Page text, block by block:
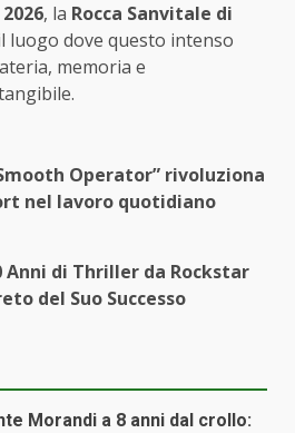
, la Rocca Sanvitale di
luogo dove questo intenso
memoria e
Operator” rivoluziona
nel lavoro quotidiano
Anni di Thriller da Rockstar
del Suo Successo
Morandi a 8 anni dal crollo: